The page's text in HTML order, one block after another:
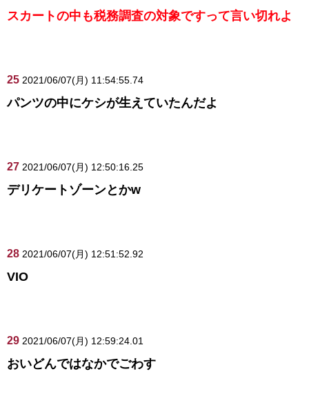
スカートの中も税務調査の対象ですって言い切れよ
25 2021/06/07(月) 11:54:55.74
パンツの中にケシが生えていたんだよ
27 2021/06/07(月) 12:50:16.25
デリケートゾーンとかw
28 2021/06/07(月) 12:51:52.92
VIO
29 2021/06/07(月) 12:59:24.01
おいどんではなかでごわす